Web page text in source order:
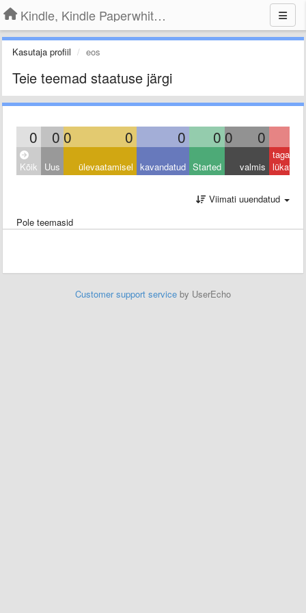
Kindle, Kindle Paperwhite, Kindle Voyage
Kasutaja profiil eos
Teie teemad staatuse järgi
0 0 0 0 0 0 0 0
Kõik Uus ülevaatamisel kavandatud Started valmis
tagasi
lükatud
Viimati uuendatud
Pole teemasid
Customer support service by UserEcho